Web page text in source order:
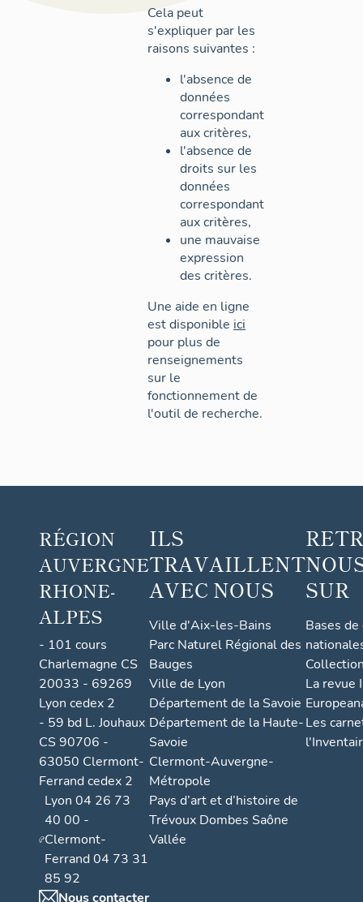
Cela peut
s'expliquer par les
raisons suivantes :
l'absence de
données
correspondant
aux critères,
l'absence de
droits sur les
données
correspondant
aux critères,
une mauvaise
expression
des critères.
Une aide en ligne
est disponible ici
pour plus de
renseignements
sur le
fonctionnement de
l'outil de recherche.
RÉGION
AUVERGNE
RHONE-
ALPES
- 101 cours
Charlemagne CS
20033 - 69269
Lyon cedex 2
- 59 bd L. Jouhaux
CS 90706 -
63050 Clermont-
Ferrand cedex 2
Lyon 04 26 73
40 00 -
Clermont-
Ferrand 04 73 31
85 92
Nous contacter
ILS
TRAVAILLENT
AVEC NOUS
Ville d'Aix-les-Bains
Parc Naturel Régional des
Bauges
Ville de Lyon
Département de la Savoie
Département de la Haute-
Savoie
Clermont-Auvergne-
Métropole
Pays d’art et d’histoire de
Trévoux Dombes Saône
Vallée
SUR
Bases
La revue
Les